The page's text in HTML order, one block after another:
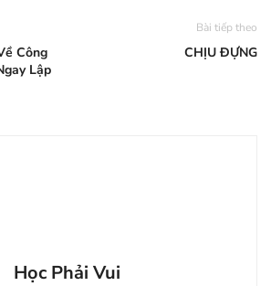
Công
Lập
Bài tiếp theo
CHỊU ĐỰNG
Học Phải Vui